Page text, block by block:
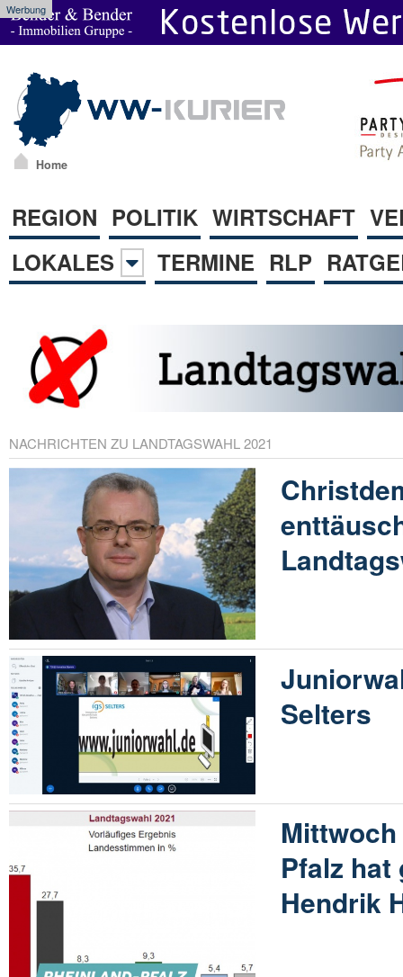
Werbung
Home
REGION POLITIK WIRTSCHAFT
LOKALES
TERMINE RLP
NACHRICHTEN ZU LANDTAGSWAHL 2021
Selters
Pfalz
Hendrik